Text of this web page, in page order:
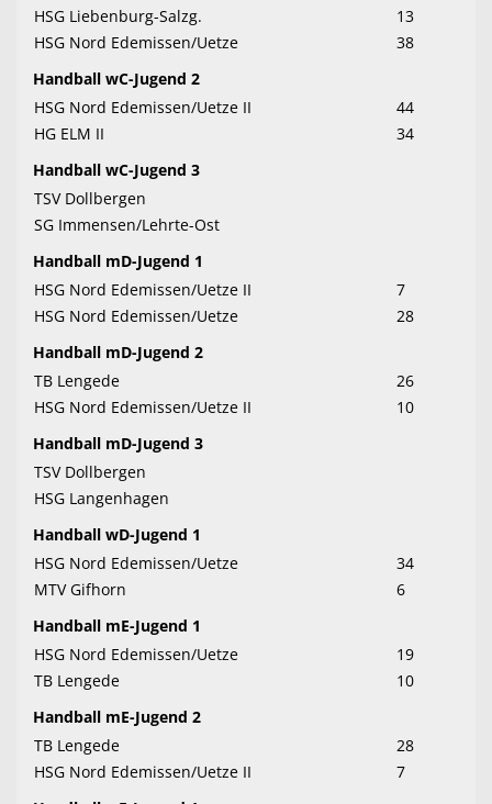
HSG Liebenburg-Salzg.
13
HSG Nord Edemissen/Uetze
38
Handball wC-Jugend 2
HSG Nord Edemissen/Uetze II
44
HG ELM II
34
Handball wC-Jugend 3
TSV Dollbergen
SG Immensen/Lehrte-Ost
Handball mD-Jugend 1
HSG Nord Edemissen/Uetze II
7
HSG Nord Edemissen/Uetze
28
Handball mD-Jugend 2
TB Lengede
26
HSG Nord Edemissen/Uetze II
10
Handball mD-Jugend 3
TSV Dollbergen
HSG Langenhagen
Handball wD-Jugend 1
HSG Nord Edemissen/Uetze
34
MTV Gifhorn
6
Handball mE-Jugend 1
HSG Nord Edemissen/Uetze
19
TB Lengede
10
Handball mE-Jugend 2
TB Lengede
28
HSG Nord Edemissen/Uetze II
7